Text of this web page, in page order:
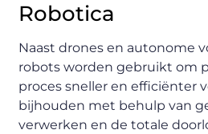
Robotica
Naast drones en autonome
robots worden gebruikt om
proces sneller en efficiënter
bijhouden met behulp van
verwerken en de totale